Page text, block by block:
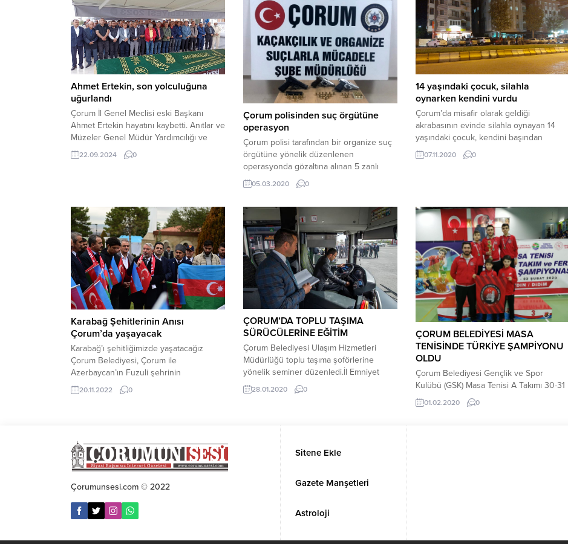
Ahmet Ertekin, son yolculuğuna
uğurlandı
Çorum İl Genel Meclisi eski Başkanı
Ahmet Ertekin hayatını kaybetti. Anıtlar ve
Müzeler Genel Müdür Yardımcılığı ve
Kültür ve Turizm İl Müdürlüğü
görevlerinde de bulunan Ahmet
Mezarlıkta toprağa verildi. Cenazeye eski
Çorum Belediye Başkanı Av. Muzaffer
Külcü, İl...
22.09.2024 0
Çorum polisinden suç örgütüne
operasyon
Çorum polisi tarafından bir organize suç
örgütüne yönelik düzenlenen
operasyonda gözaltına alınan 5 zanlı
tutuklanarak cezaevine gönderildi.
05.03.2020 0
14 yaşındaki çocuk, silahla
oynarken kendini vurdu
Çorum’da misafir olarak geldiği
akrabasının evinde silahla oynayan 14
yaşındaki çocuk, kendini başından
vurması sonucu hayatını kaybetti.Olay,
Çorum’da Buharaevler Mahallesi’ndeki
silahın ateş alması sonucu başından
vurulmasıyla olay yerinde hayatını
kaybetti. İhbar üzerine 112...
07.11.2020 0
Karabağ Şehitlerinin Anısı
Çorum’da yaşayacak
Karabağ’ı şehitliğimizde yaşatacağız
Çorum Belediyesi, Çorum ile
Azerbaycan’ın Fuzuli şehrinin
kardeşliğine ithafen Çorum Şehitliği’nde
Karabağ şehitleri anısına meşe ağacını
İbrahim Aşgın, Hitit Üniversitesi Rektörü
Prof. Dr. Ali Osman Öztürk, AK Parti İl
Başkanvekili Ali Evlüce, MHP...
20.11.2022 0
ÇORUM’DA TOPLU TAŞIMA
SÜRÜCÜLERİNE EĞİTİM
Çorum Belediyesi Ulaşım Hizmetleri
Müdürlüğü toplu taşıma şoförlerine
yönelik seminer düzenledi.İl Emniyet
Müdürlüğü Trafik Şube Müdürlüğünden
komiser Bünyamin Demir tarafından
Kurulu Başkanı Arap Ballı, Ulaş A.Ş
yöneticileri ve çok sayıda otobüs şoförü
katıldı.Trafik kuralları ve vatandaşa yönelik
davranışların nezaket çerçevesinde
gerçekleşmesi...
28.01.2020 0
ÇORUM BELEDİYESİ MASA
TENİSİNDE TÜRKİYE ŞAMPİYONU
OLDU
Çorum Belediyesi Gençlik ve Spor
Kulübü (GSK) Masa Tenisi A Takımı 30-31
Ocak 2020 Aydın’da düzenlenen
Gençler Şampiyonasında Türkiye
01.02.2020 0
Çorumunsesi.com © 2022
Sitene Ekle
Gazete Manşetleri
Astroloji